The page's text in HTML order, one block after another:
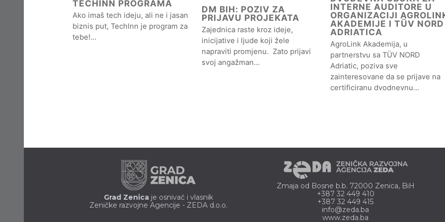
TECHINN PROGRAMA
Ako imaš tech ideju, ali ne i jasan
biznis put, TechInn je program za
tebe!…
DM BIH: POZIV ZA
PRIJAVU PROJEKATA
Zajednica raste kroz ideje,
inicijative i ljude koji žele
napraviti promjenu. Zato prijavi
svoj angažman…
INTERNE AUDITORE U
ORGANIZACIJI
AKADEMIJE I TÜV NORD
ADRIATICA
AgroLink Akademija, u
partnerstvu sa TÜV NORD
Adriatic, poziva sve
zainteresovane da se prijave na
certificiranu dvodnevnu…
Grad Zenica je osnivač i vlasnik
Zeničke razvojne Agencije - ZEDA d.o.o.
Zmaja od Bosne b.b. 72000 Zenica, BiH
+387 32 449 410
+387 32 449 415
info@zeda.ba
www.zeda.ba